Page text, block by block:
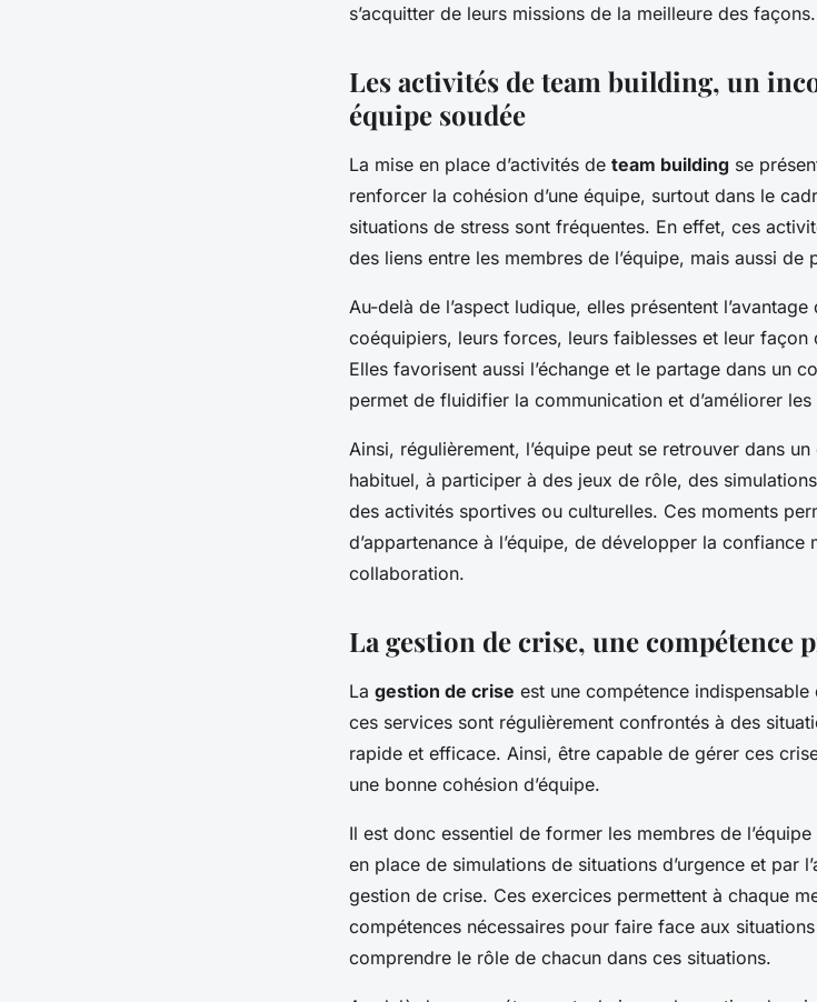
s’acquitter de leurs missions de la meilleure des façons.
Les activités de team building, un
équipe soudée
La mise en place d’activités de team building se
renforcer la cohésion d’une équipe, surtout dans le
situations de stress sont fréquentes. En effet, ces
des liens entre les membres de l’équipe, mais aussi de
Au-delà de l’aspect ludique, elles présentent
coéquipiers, leurs forces, leurs faiblesses et leur
Elles favorisent aussi l’échange et le partage dans un
permet de fluidifier la communication et d’améliorer
Ainsi, régulièrement, l’équipe peut se retrouver dans
habituel, à participer à des jeux de rôle, des
des activités sportives ou culturelles. Ces moments
d’appartenance à l’équipe, de développer la
collaboration.
La gestion de crise, une compétence
La gestion de crise est une compétence indispensable
ces services sont régulièrement confrontés à des
rapide et efficace. Ainsi, être capable de gérer ces
une bonne cohésion d’équipe.
Il est donc essentiel de former les membres de
en place de simulations de situations d’urgence et par
gestion de crise. Ces exercices permettent à chaque
compétences nécessaires pour faire face aux
comprendre le rôle de chacun dans ces situations.